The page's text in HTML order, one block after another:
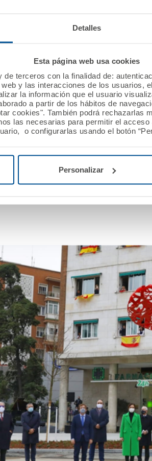
Detalles
Esta página web usa cookies
de terceros con la finalidad de:
y las interacciones de los usuarios,
la información que el usuario
a partir de los hábitos de
cookies". También podrá rechazarlas
las necesarias para permitir el
o configurarlas usando el botón
Personalizar
Sagrados Corazones llenos de
magnífica obra de Jaume Plensa”
de Madrid para que las
país”.
de la OMC, ha tenido
han luchado en primera línea,
de Luz Casal -una de las